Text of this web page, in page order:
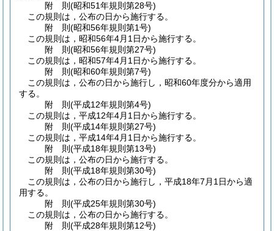
附 則(昭和51年規則第28号)
この規則は，公布の日から施行する。
附 則(昭和56年規則第1号)
この規則は，昭和56年4月1日から施行する。
附 則(昭和56年規則第27号)
この規則は，昭和57年4月1日から施行する。
附 則(昭和60年規則第7号)
この規則は，公布の日から施行し，昭和60年度分から適用
する。
附 則(平成12年規則第4号)
この規則は，平成12年4月1日から施行する。
附 則(平成14年規則第27号)
この規則は，平成14年4月1日から施行する。
附 則(平成18年規則第13号)
この規則は，公布の日から施行する。
附 則(平成18年規則第30号)
この規則は，公布の日から施行し，平成18年7月1日から適
用する。
附 則(平成25年規則第30号)
この規則は，公布の日から施行する。
附 則(平成28年規則第12号)